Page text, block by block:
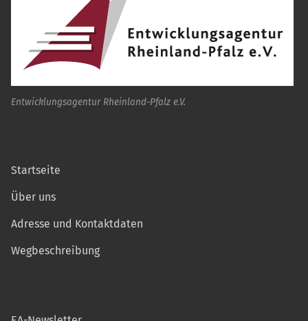
Entwicklungsagentur Rheinland-Pfalz e.V.
Startseite
Über uns
Adresse und Kontaktdaten
Wegbeschreibung